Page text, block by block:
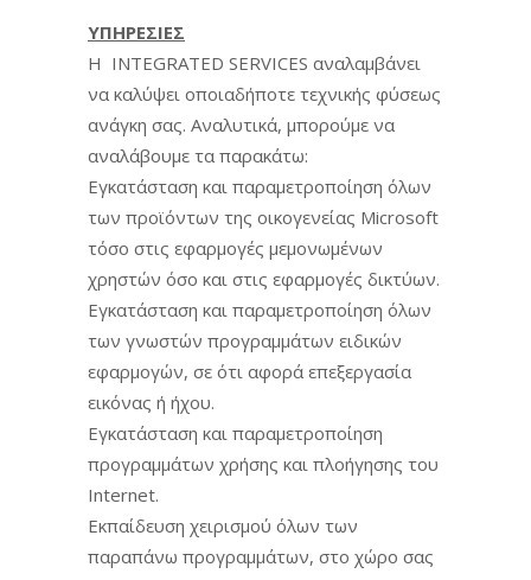
ΥΠΗΡΕΣΙΕΣ
Η INTEGRATED SERVICES αναλαμβάνει
να καλύψει οποιαδήποτε τεχνικής φύσεως
ανάγκη σας. Αναλυτικά, μπορούμε να
αναλάβουμε τα παρακάτω:
Εγκατάσταση και παραμετροποίηση όλων
των προϊόντων της οικογενείας Microsoft
τόσο στις εφαρμογές μεμονωμένων
χρηστών όσο και στις εφαρμογές δικτύων.
Εγκατάσταση και παραμετροποίηση όλων
των γνωστών προγραμμάτων ειδικών
εφαρμογών, σε ότι αφορά επεξεργασία
εικόνας ή ήχου.
Εγκατάσταση και παραμετροποίηση
προγραμμάτων χρήσης και πλοήγησης του
Internet.
Εκπαίδευση χειρισμού όλων των
παραπάνω προγραμμάτων, στο χώρο σας